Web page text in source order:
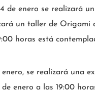
de enero se realizará
un taller de Origami
horas está
enero, se realizará una
de enero a las 19:00